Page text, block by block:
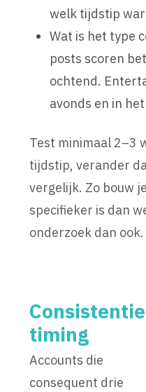
welk tijdstip
Wat is het type
posts scoren
ochtend.
avonds en in
Test minimaal 2–3
tijdstip, verander
vergelijk. Zo bouw
specifieker is dan
onderzoek dan ook.
timing
Accounts die
consequent drie